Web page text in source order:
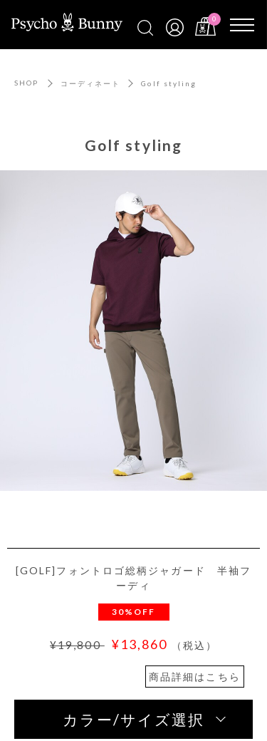
0
SHOP コーディネート Golf styling
Golf styling
[GOLF]フォントロゴ総柄ジャガード 半袖フ
ーディ
30%OFF
¥19,800 ¥13,860 （税込）
商品詳細はこちら
カラー/サイズ選択